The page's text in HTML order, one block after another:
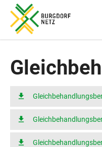
Sie sind hier: Home